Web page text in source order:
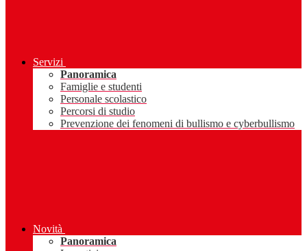
Servizi
Panoramica
Famiglie e studenti
Personale scolastico
Percorsi di studio
Prevenzione dei fenomeni di bullismo e cyberbullismo
Novità
Panoramica